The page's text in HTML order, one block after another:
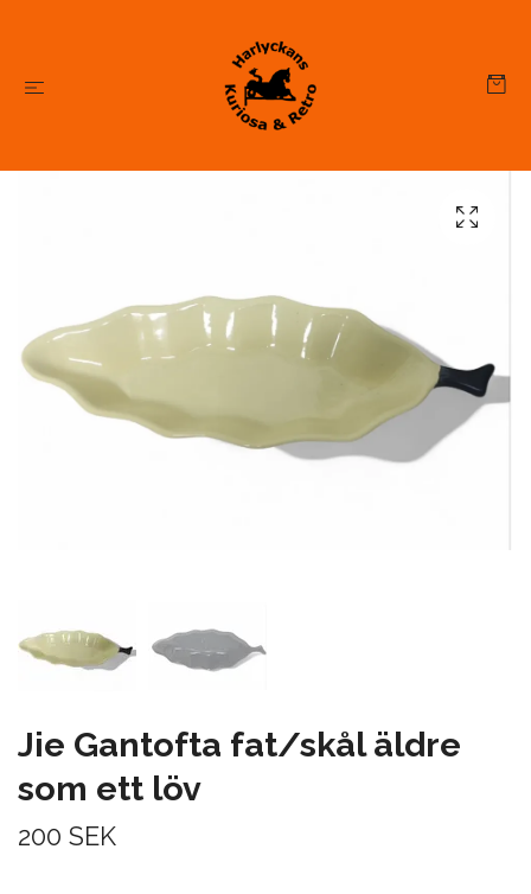
Jie Gantofta fat/skål äldre
som ett löv
200 SEK